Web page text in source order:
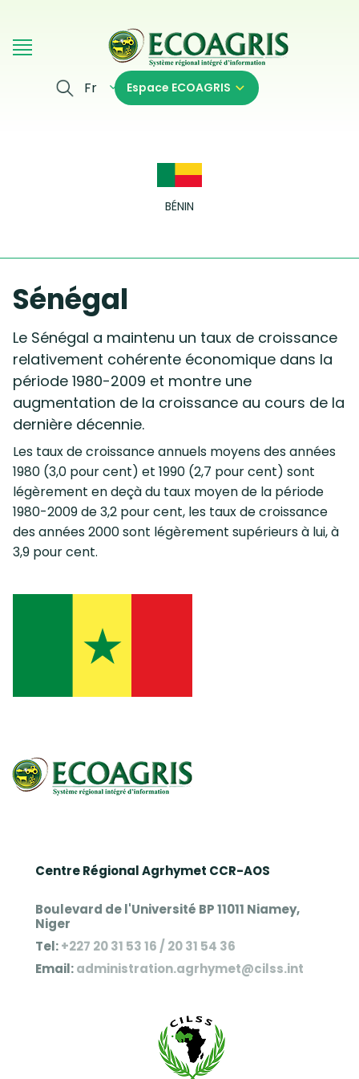
Fr Espace ECOAGRIS
BÉNIN
Sénégal
Le Sénégal a maintenu un taux de croissance
relativement cohérente économique dans la
période 1980-2009 et montre une
augmentation de la croissance au cours de la
dernière décennie.
Les taux de croissance annuels moyens des années
1980 (3,0 pour cent) et 1990 (2,7 pour cent) sont
légèrement en deçà du taux moyen de la période
1980-2009 de 3,2 pour cent, les taux de croissance
des années 2000 sont légèrement supérieurs à lui, à
3,9 pour cent.
Centre Régional Agrhymet CCR-AOS
Boulevard de l'Université BP 11011 Niamey,
Niger
Tel:+227 20 31 53 16 / 20 31 54 36
Email:administration.agrhymet@cilss.int